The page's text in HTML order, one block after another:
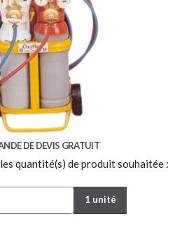
DE DEVIS GRATUIT
quantité(s) de produit souhaitée :
1 unité